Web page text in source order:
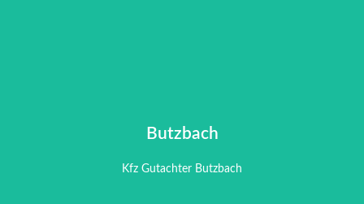
Butzbach
Kfz Gutachter Butzbach
Kfz Gutachter Butzbach
Butzbach